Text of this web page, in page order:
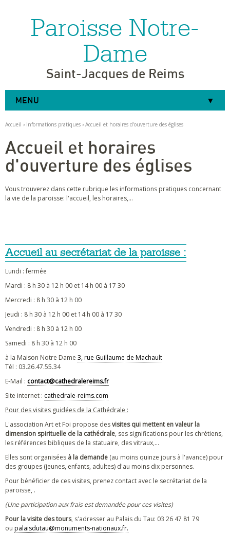
Paroisse Notre-
Dame
Saint-Jacques de Reims
MENU
Accueil › Informations pratiques › Accueil et horaires d'ouverture des églises
Accueil et horaires
d'ouverture des églises
Vous trouverez dans cette rubrique les informations pratiques concernant
la vie de la paroisse: l'accueil, les horaires,...
Accueil au secrétariat de la paroisse :
Lundi : fermée
Mardi : 8 h 30 à 12 h 00 et 14 h 00 à 17 30
Mercredi : 8 h 30 à 12 h 00
Jeudi : 8 h 30 à 12 h 00 et 14 h 00 à 17 30
Vendredi : 8 h 30 à 12 h 00
Samedi : 8 h 30 à 12 h 00
à la Maison Notre Dame 3, rue Guillaume de Machault
Tél : 03.26.47.55.34
E-Mail : contact@cathedralereims.fr
Site internet : cathedrale-reims.com
Pour des visites guidées de la Cathédrale :
L'association Art et Foi propose desvisites qui mettent en valeur la
dimension spirituelle de la cathédrale, ses significations pour les chrétiens,
les références bibliques de la statuaire, des vitraux,...
Elles sont organisées à la demande (au moins quinze jours à l'avance) pour
des groupes (jeunes, enfants, adultes) d'au moins dix personnes.
Pour bénéficier de ces visites, prenez contact avec le secrétariat de la
paroisse, .
(Une participation aux frais est demandée pour ces visites)
Pour la visite des tours, s'adresser au Palais du Tau: 03 26 47 81 79
ou palaisdutau@monuments-nationaux.fr.